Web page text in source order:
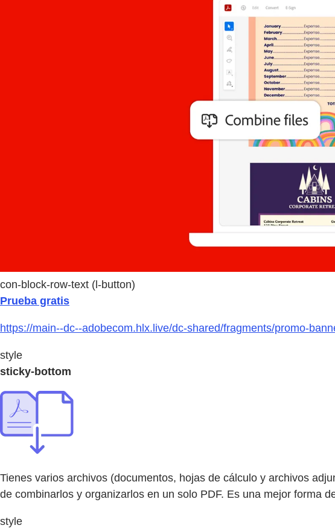
con-block-row-text (l-button)
Prueba gratis
https://main--dc--adobecom.hlx.live/dc-shared/fragments/promo-
style
sticky-bottom
Tienes varios archivos (documentos, hojas de cálculo y archivos
de combinarlos y organizarlos en un solo PDF. Es una mejor forma
style